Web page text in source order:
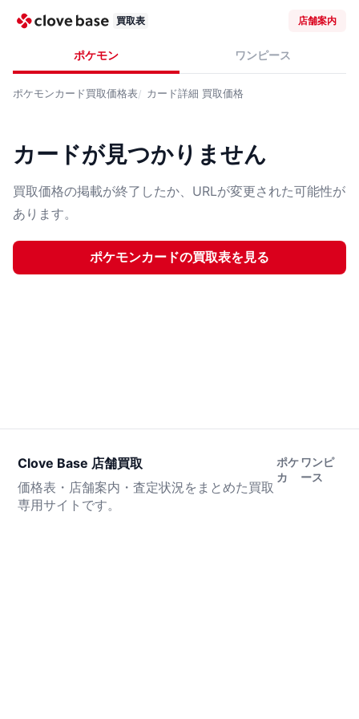
買取表 店舗案内
ポケモン ワンピース
ポケモンカード買取価格表 カード詳細 買取価格
カードが見つかりません
買取価格の掲載が終了したか、URLが変更された可能性が
あります。
ポケモンカードの買取表を見る
Clove Base 店舗買取
価格表・店舗案内・査定状況をまとめた買取
専用サイトです。
ポケ
カ
ワンピ
ース